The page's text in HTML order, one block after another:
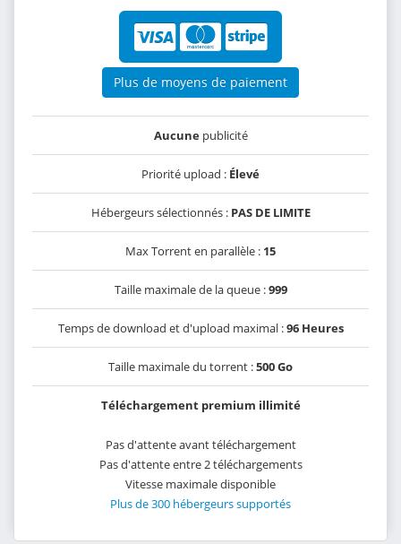
Plus de moyens de paiement
Aucunepublicité
Priorité upload : Élevé
Hébergeurs sélectionnés : PAS DE LIMITE
Max Torrent en parallèle : 15
Taille maximale de la queue :999
Temps de download et d'upload maximal :96 Heures
Taille maximale du torrent :500 Go
Téléchargement premium illimité
Pas d'attente avant téléchargement
Pas d'attente entre 2 téléchargements
Vitesse maximale disponible
Plus de 300 hébergeurs supportés